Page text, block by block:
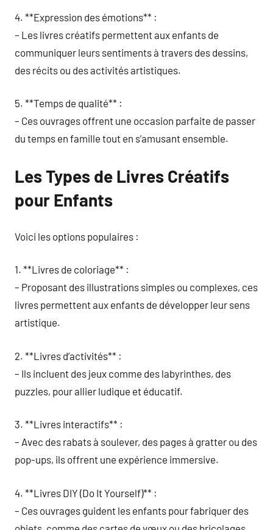
4. **Expression des émotions** :
– Les livres créatifs permettent aux enfants de
communiquer leurs sentiments à travers des dessins,
des récits ou des activités artistiques.
5. **Temps de qualité** :
– Ces ouvrages offrent une occasion parfaite de passer
du temps en famille tout en s’amusant ensemble.
Les Types de Livres Créatifs
pour Enfants
Voici les options populaires :
1. **Livres de coloriage** :
– Proposant des illustrations simples ou complexes, ces
livres permettent aux enfants de développer leur sens
artistique.
2. **Livres d’activités** :
– Ils incluent des jeux comme des labyrinthes, des
puzzles, pour allier ludique et éducatif.
3. **Livres interactifs** :
– Avec des rabats à soulever, des pages à gratter ou des
pop-ups, ils offrent une expérience immersive.
4. **Livres DIY (Do It Yourself)** :
– Ces ouvrages guident les enfants pour fabriquer des